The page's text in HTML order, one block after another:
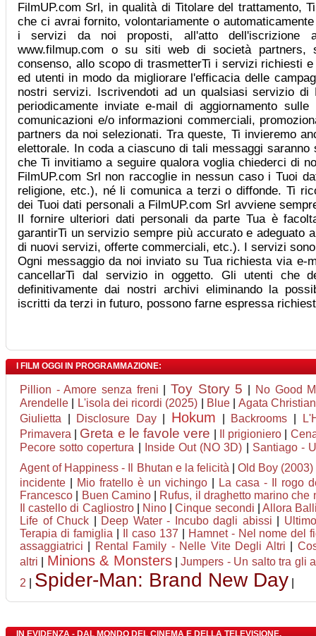
FilmUP.com Srl, in qualità di Titolare del trattamento,
che ci avrai fornito, volontariamente o
i servizi da noi proposti, all'atto
www.filmup.com o su siti web di società partners,
consenso, allo scopo di trasmetterTi i servizi richiesti
ed utenti in modo da migliorare l'efficacia delle
nostri servizi. Iscrivendoti ad un qualsiasi servizio di
periodicamente inviate e-mail di aggiornamento
comunicazioni e/o informazioni commerciali,
partners da noi selezionati. Tra queste, Ti invieremo
elettorale. In coda a ciascuno di tali messaggi
che Ti invitiamo a seguire qualora voglia chiederci di
FilmUP.com Srl non raccoglie in nessun caso i Tuoi
religione, etc.), né li comunica a terzi o diffonde. Ti
dei Tuoi dati personali a FilmUP.com Srl avviene
Il fornire ulteriori dati personali da parte Tua è
garantirTi un servizio sempre più accurato e adeguato
di nuovi servizi, offerte commerciali, etc.). I servizi
Ogni messaggio da noi inviato su Tua richiesta via e-
cancellarTi dal servizio in oggetto. Gli utenti che
definitivamente dai nostri archivi eliminando la
iscritti da terzi in futuro, possono farne espressa
I FILM OGGI IN PROGRAMMAZIONE:
Pillion - Amore senza freni |Toy Story 5
No Good
Arendelle
L'isola dei ricordi (2025) Blue
Agata
Giulietta
Disclosure Day| Hokum Backrooms
Primavera
Greta e le favole vere Il prigioniero
Pecore sotto copertura
Inside Out (NO 3D)
Santiago -
Agent of Happiness - Il Bhutan e la felicità |Old Boy (2003)
incidente
Mio fratello è un vichingo
La casa - Il rogo
Francesco
Buen Camino| Rufus, il draghetto marino che
Il castello di Cagliostro| Nino|Cinque secondi
Allora
Life of Chuck
Deep Water - Incubo dagli abissi
Terapia di famiglia
Il caso 137
Hamnet - Nel nome del
assaggiatrici
Rental Family - Nelle Vite Degli Altri
altri
Minions & Monsters|Jumpers - Un salto tra gli
2
Spider-Man: Brand New Day
IN EVIDENZA - DAL MONDO DEL CINEMA E DELLA TELEVISIONE.